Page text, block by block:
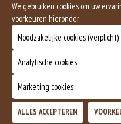
We gebruiken cookies om uw
voorkeuren hieronder
Noodzakelijke cookies (verplicht)
Analytische cookies
Marketing cookies
ALLES ACCEPTEREN